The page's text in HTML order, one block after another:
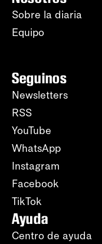
Sobre la diaria
Equipo
Seguinos
Newsletters
RSS
YouTube
WhatsApp
Instagram
Facebook
TikTok
Ayuda
Centro de ayuda